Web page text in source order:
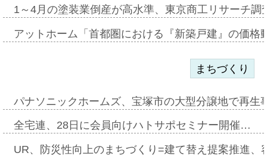
1～4月の塗装業倒産が高水準、東京商工リサーチ
アットホーム「首都圏における『新築戸建』の価
まちづくり
パナソニックホームズ、宝塚市の大型分譲地で再
全宅連、28日に会員向けハトサポセミナー開催…
UR、防災性向上のまちづくり=建て替え提案推進